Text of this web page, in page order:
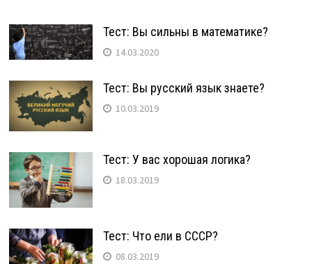
Тест: Вы сильны в математике?
14.03.2020
Тест: Вы русский язык знаете?
10.03.2019
Тест: У вас хорошая логика?
18.03.2019
Тест: Что ели в СССР?
08.03.2019